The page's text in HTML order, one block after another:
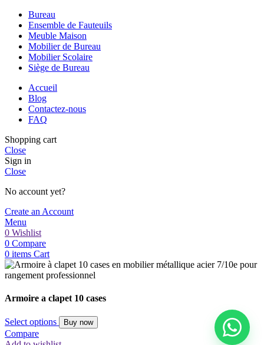
Bureau
Ensemble de Fauteuils
Meuble Maison
Mobilier de Bureau
Mobilier Scolaire
Siège de Bureau
Accueil
Blog
Contactez-nous
FAQ
Shopping cart
Close
Sign in
Close
No account yet?
Create an Account
Menu
0 Wishlist
0 Compare
0 items Cart
Armoire a clapet 10 cases
Select options Buy now
Compare
AMBEQ
Réponse habituelle en moins de 5 min
Bonjour 👋
Comment notre équipe peut-elle vous
Service Importation
Assistance & suivi